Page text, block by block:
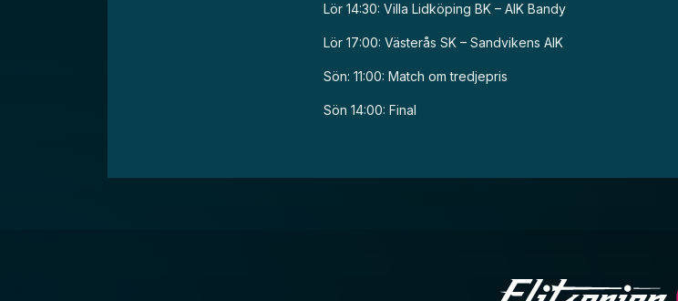
Lör 14:30: Villa Lidköping BK – AIK Bandy
Lör 17:00: Västerås SK – Sandvikens AIK
Sön: 11:00: Match om tredjepris
Sön 14:00: Final